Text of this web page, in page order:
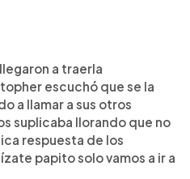
a traerla
escuchó que se la
a llamar a sus otros
suplicaba llorando que no
respuesta de los
papito solo vamos a ir a